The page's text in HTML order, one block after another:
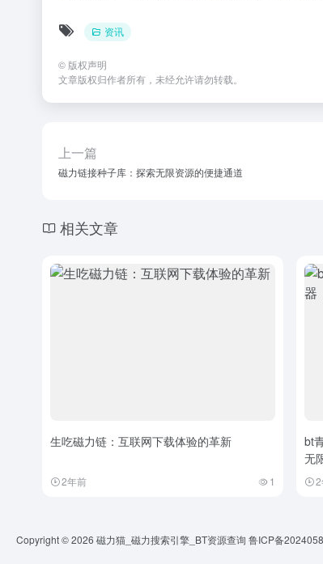
资讯
© 版权声明
文章版权归作者所有，未经允许请勿转载。
上一篇
磁力链接种子库：探索无限资源的便捷通道
相关文章
生吃磁力链：互联网下载体验的革新
2年前 1
bt
无
Copyright © 2026 磁力猫_磁力搜索引擎_BT资源查询 鲁ICP备